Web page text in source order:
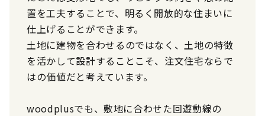
置を工夫することで、明るく開放的な住まいに
仕上げることができます。
土地に建物を合わせるのではなく、土地の特徴
を活かして設計することこそ、注文住宅ならで
はの価値だと考えています。
woodplusでも、敷地に合わせた回遊動線の